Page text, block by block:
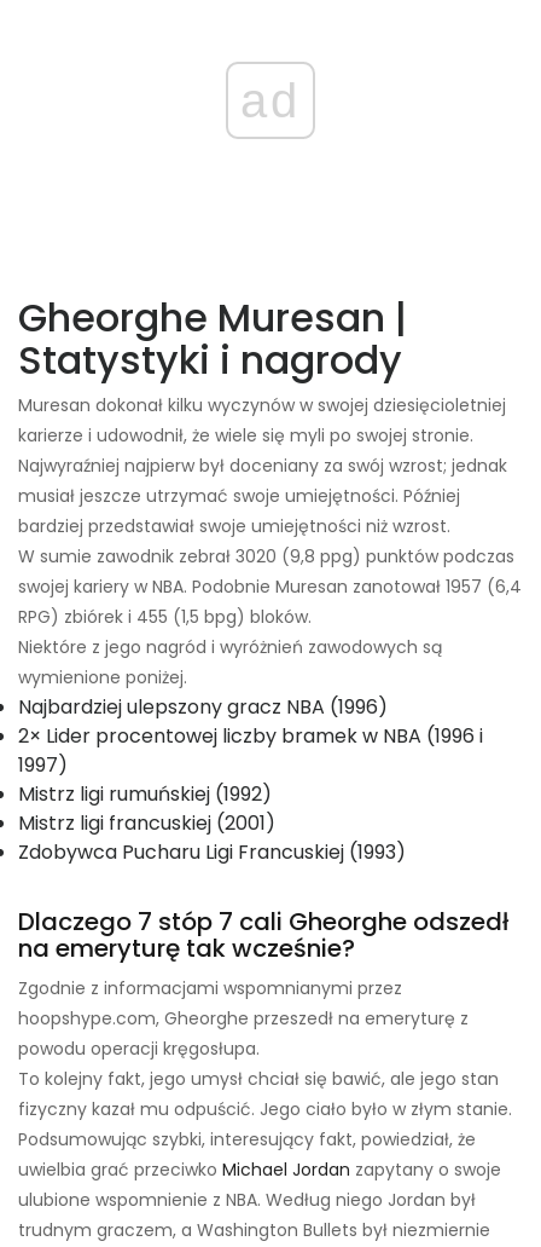
ad
Gheorghe Muresan |
Statystyki i nagrody
Muresan dokonał kilku wyczynów w swojej dziesięcioletniej
karierze i udowodnił, że wiele się myli po swojej stronie.
Najwyraźniej najpierw był doceniany za swój wzrost; jednak
musiał jeszcze utrzymać swoje umiejętności. Później
bardziej przedstawiał swoje umiejętności niż wzrost.
W sumie zawodnik zebrał 3020 (9,8 ppg) punktów podczas
swojej kariery w NBA. Podobnie Muresan zanotował 1957 (6,4
RPG) zbiórek i 455 (1,5 bpg) bloków.
Niektóre z jego nagród i wyróżnień zawodowych są
wymienione poniżej.
Najbardziej ulepszony gracz NBA (1996)
2× Lider procentowej liczby bramek w NBA (1996 i
1997)
Mistrz ligi rumuńskiej (1992)
Mistrz ligi francuskiej (2001)
Zdobywca Pucharu Ligi Francuskiej (1993)
Dlaczego 7 stóp 7 cali Gheorghe odszedł
na emeryturę tak wcześnie?
Zgodnie z informacjami wspomnianymi przez
hoopshype.com, Gheorghe przeszedł na emeryturę z
powodu operacji kręgosłupa.
To kolejny fakt, jego umysł chciał się bawić, ale jego stan
fizyczny kazał mu odpuścić. Jego ciało było w złym stanie.
Podsumowując szybki, interesujący fakt, powiedział, że
uwielbia grać przeciwko Michael Jordan zapytany o swoje
ulubione wspomnienie z NBA. Według niego Jordan był
trudnym graczem, a Washington Bullets był niezmiernie